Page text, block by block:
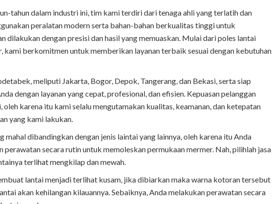
tahun dalam industri ini, tim kami terdiri dari tenaga ahli yang terlatih dan
peralatan modern serta bahan-bahan berkualitas tinggi untuk
dilakukan dengan presisi dan hasil yang memuaskan. Mulai dari poles lantai
kami berkomitmen untuk memberikan layanan terbaik sesuai dengan kebutuhan
meliputi Jakarta, Bogor, Depok, Tangerang, dan Bekasi, serta siap
dengan layanan yang cepat, profesional, dan efisien. Kepuasan pelanggan
karena itu kami selalu mengutamakan kualitas, keamanan, dan ketepatan
yang kami lakukan.
mahal dibandingkan dengan jenis laintai yang lainnya, oleh karena itu Anda
perawatan secara rutin untuk memoleskan permukaan mermer. Nah, pilihlah jasa
terlihat mengkilap dan mewah.
lantai menjadi terlihat kusam, jika dibiarkan maka warna kotoran tersebut
akan kehilangan kilauannya. Sebaiknya, Anda melakukan perawatan secara